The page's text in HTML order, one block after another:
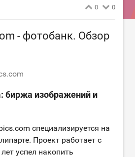
0 0
- фотобанк. Обзор
биржа изображений и
специализируется на
Проект работает с
успел накопить